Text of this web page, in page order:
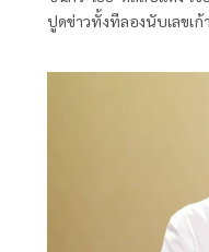
ปูดข่าวทั้งทีลองนับเลขเ